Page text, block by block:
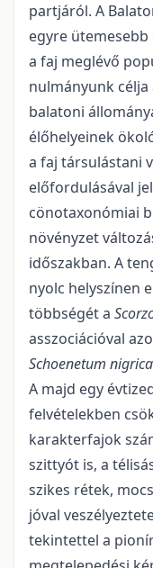
partjáról. A
egyre
a faj meglévő
nulmányunk
balatoni
élőhelyeinek
a faj társulástani
előfordulásával
cönotaxonómiai
növényzet
időszakban. A
nyolc helyszínen
többségét a
asszociációval
Schoenetum
A majd egy
felvételekben
karakterfajok
szittyót is, a
szikes rétek,
jóval
tekintettel a